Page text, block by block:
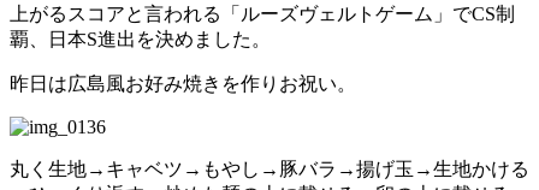
上がるスコアと言われる「ルーズヴェルトゲーム」でCS制
覇、日本S進出を決めました。
昨日は広島風お好み焼きを作りお祝い。
丸く生地→キャベツ→もやし→豚バラ→揚げ玉→生地かける